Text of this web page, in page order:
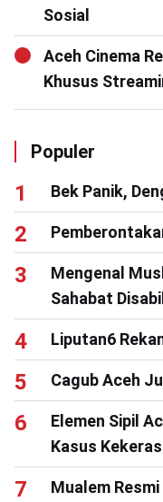
Sosial
Aceh Cinema
Khusus
Populer
Bek Panik,
Mengenal
Sahabat
Liputan6
Cagub Aceh
Elemen Sipil
Kasus
Mualem